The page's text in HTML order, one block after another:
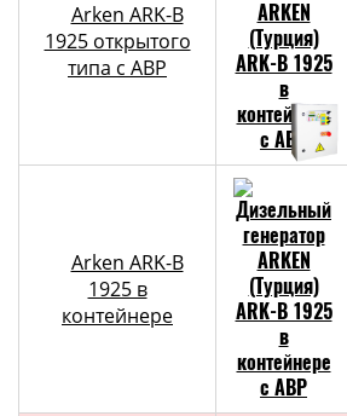
Arken ARK-B
1925 открытого
типа с АВР
Arken ARK-B
1925 в
контейнере